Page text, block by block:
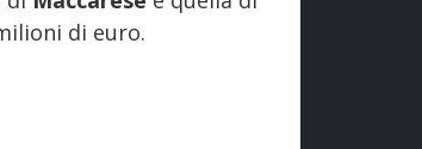
di euro.